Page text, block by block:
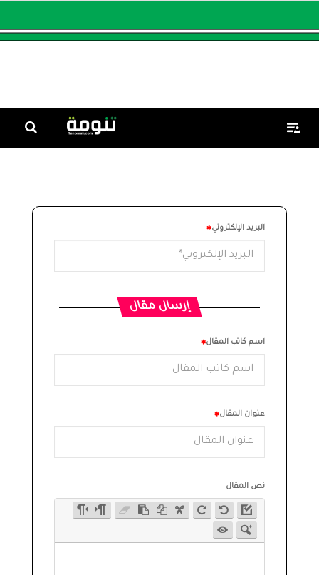
البريد الإلكتروني
إرسال مقال
اسم كاتب المقال
عنوان المقال
نص المقال